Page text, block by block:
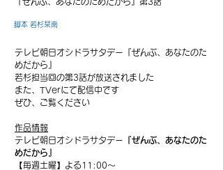
脚本 若杉栞南
テレビ朝日オシドラサタデー『ぜんぶ、あなたのた
めだから』
若杉担当回の第3話が放送されました
また、TVerにて配信中です
ぜひ、ご覧ください
作品情報
テレビ朝日オシドラサタデー 『ぜんぶ、あなたのた
めだから』
【毎週土曜】よる11:00〜